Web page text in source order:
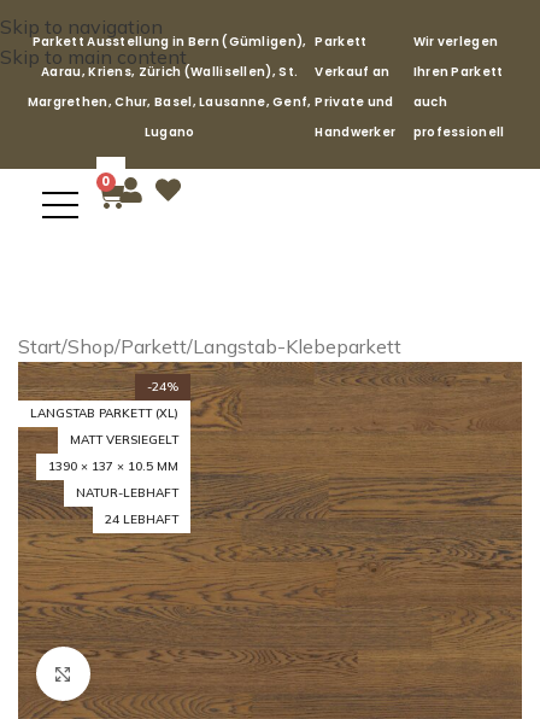
Skip to navigation
Skip to main content
Parkett Ausstellung in Bern (Gümligen),
Aarau, Kriens, Zürich (Wallisellen), St.
Margrethen, Chur, Basel, Lausanne, Genf,
Lugano
Parkett
Verkauf an
Private und
Handwerker
Wir verlegen
Ihren Parkett
auch
professionell
0
Start/Shop/Parkett/Langstab-Klebeparkett
-24%
LANGSTAB PARKETT (XL)
MATT VERSIEGELT
1390 × 137 × 10.5 MM
NATUR-LEBHAFT
24 LEBHAFT
Click to enlarge